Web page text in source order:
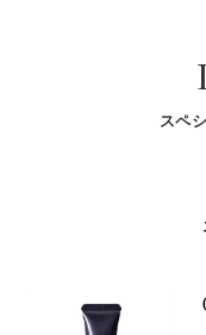
ソフトミセラ
サポートし、
酸２Ｋ、マコン
シ油、ＰＰＧ－
シプロピルメチ
スペ